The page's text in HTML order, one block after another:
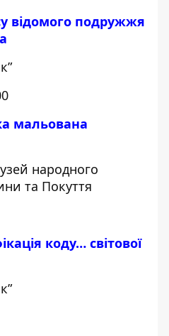
відомого подружжя
мальована
народного
та Покуття
коду… світової